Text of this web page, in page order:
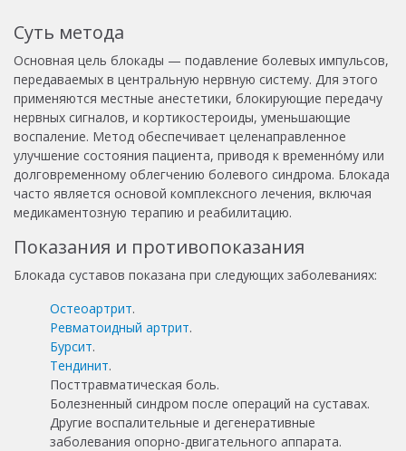
Суть метода
Основная цель блокады — подавление болевых импульсов,
передаваемых в центральную нервную систему. Для этого
применяются местные анестетики, блокирующие передачу
нервных сигналов, и кортикостероиды, уменьшающие
воспаление. Метод обеспечивает целенаправленное
улучшение состояния пациента, приводя к временно́му или
долговременному облегчению болевого синдрома. Блокада
часто является основой комплексного лечения, включая
медикаментозную терапию и реабилитацию.
Показания и противопоказания
Блокада суставов показана при следующих заболеваниях:
Остеоартрит.
Ревматоидный артрит.
Бурсит.
Тендинит.
Посттравматическая боль.
Болезненный синдром после операций на суставах.
Другие воспалительные и дегенеративные
заболевания опорно-двигательного аппарата.